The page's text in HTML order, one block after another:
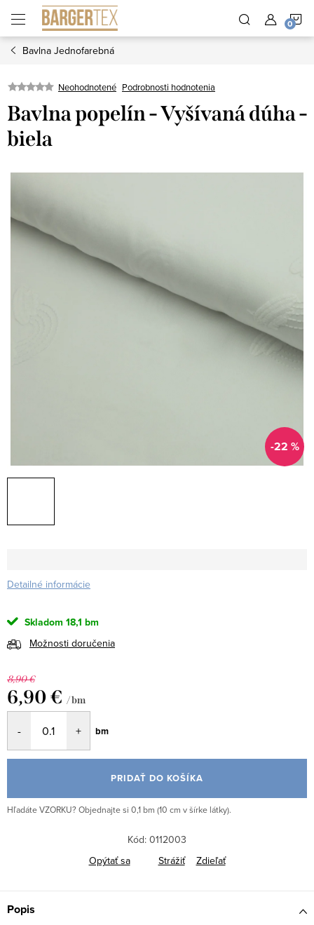
obsah
Bavlna Jednofarebná
Neohodnotené Podrobnosti hodnotenia
Bavlna popelín - Vyšívaná dúha -
biela
-22 %
Detailné informácie
Skladom 18,1 bm
Možnosti doručenia
8,90 €
6,90 € / bm
cena:
bm
PRIDAŤ DO KOŠÍKA
Hľadáte VZORKU? Objednajte si 0,1 bm (10 cm v šírke látky).
Kód: 0112003
Opýtať sa
Strážiť Zdieľať
Popis